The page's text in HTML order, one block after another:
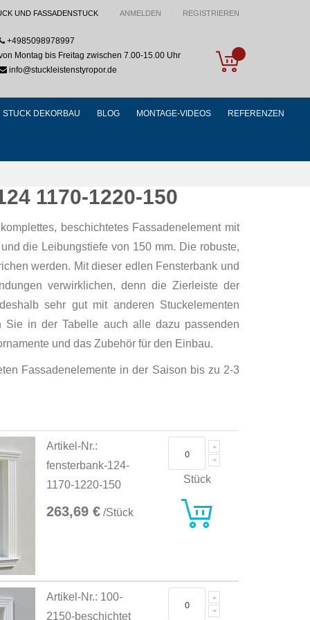
UND FASSADENSTUCK ANMELDEN REGISTRIEREN
My Cart
+4985098978997
Montag bis Freitag zwischen 7.00-15.00 Uhr
info@stuckleistenstyropor.de
STUCK DEKORBAU BLOG MONTAGE-VIDEOS REFERENZEN
1170-1220-150
beschichtetes Fassadenelement mit
die Leibungstiefe von 150 mm. Die robuste,
werden. Mit dieser edlen Fensterbank und
verwirklichen, denn die Zierleiste der
sehr gut mit anderen Stuckelementen
Sie in der Tabelle auch alle dazu passenden
und das Zubehör für den Einbau.
Fassadenelemente in der Saison bis zu 2-3
Artikel-Nr.:
fensterbank-124-
1170-1220-150
263,69 € /Stück
Stück
Artikel-Nr.: 100-
2150-beschichtet